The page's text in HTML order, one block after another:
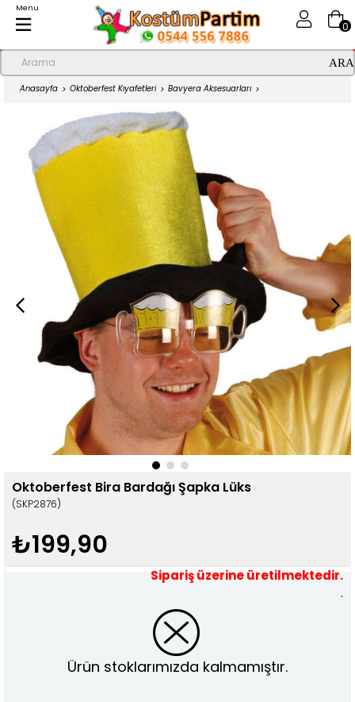
0
Menu
Anasayfa Oktoberfest Kıyafetleri Bavyera Aksesuarları
Oktoberfest Bira Bardağı Şapka Lüks
Oktoberfest Bira Bardağı Şapka Lüks
(SKP2876)
Sipariş üzerine üretilmektedir.
.
₺199,90
Ürün stoklarımızda kalmamıştır.